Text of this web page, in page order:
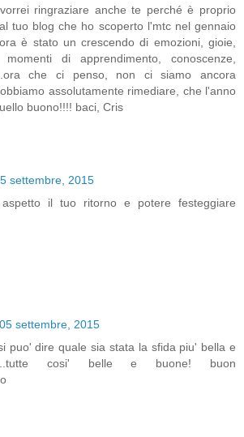
ringraziare anche te perché è proprio
tuo blog che ho scoperto l'mtc nel gennaio
è stato un crescendo di emozioni, gioie,
momenti di apprendimento, conoscenze,
che ci penso, non ci siamo ancora
assolutamente rimediare, che l'anno
buono!!!! baci, Cris
settembre, 2015
il tuo ritorno e potere festeggiare
settembre, 2015
puo' dire quale sia stata la sfida piu' bella e
cosi' belle e buone! buon